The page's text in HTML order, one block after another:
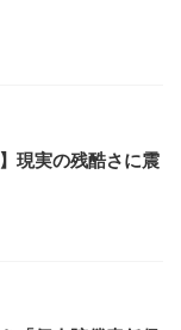
現実の残酷さに震